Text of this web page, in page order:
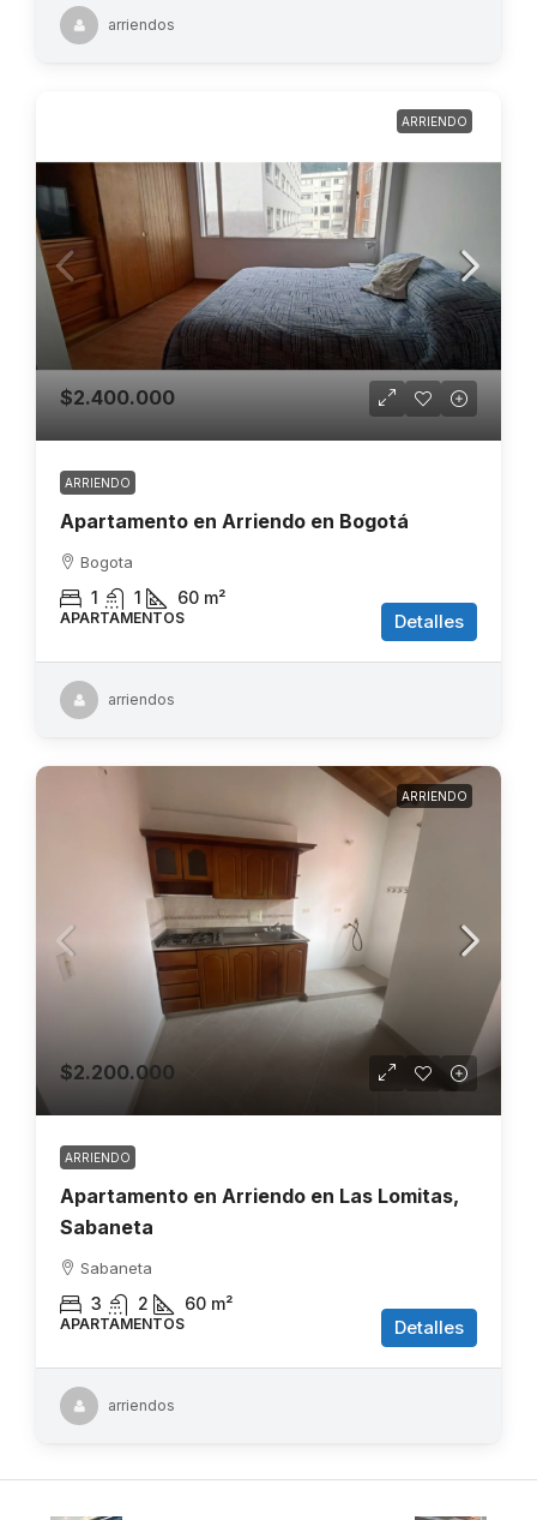
arriendos
ARRIENDO
$2.400.000
ARRIENDO
Apartamento en Arriendo en Bogotá
Bogota
1 1 60 m²
APARTAMENTOS Detalles
arriendos
ARRIENDO
$2.200.000
ARRIENDO
Apartamento en Arriendo en Las Lomitas,
Sabaneta
Sabaneta
3 2 60 m²
APARTAMENTOS Detalles
arriendos